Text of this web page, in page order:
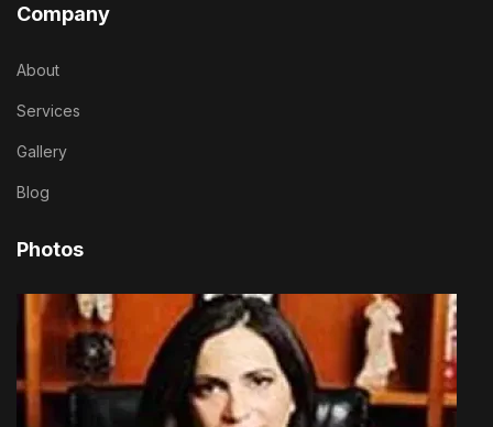
Company
About
Services
Gallery
Blog
Photos